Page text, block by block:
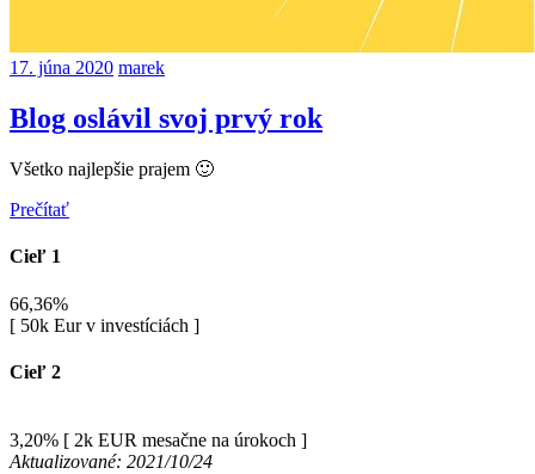
17. júna 2020 marek
Blog oslávil svoj prvý rok
Všetko najlepšie prajem 🙂
Prečítať
Cieľ 1
66,36%
[ 50k Eur v investíciách ]
Cieľ 2
3,20% [ 2k EUR mesačne na úrokoch ]
Aktualizované: 2021/10/24